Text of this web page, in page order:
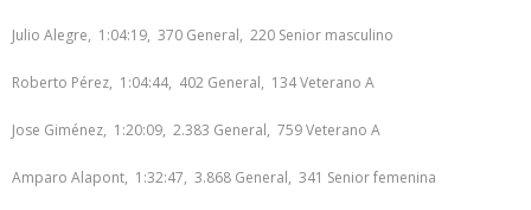
Julio Alegre, 1:04:19, 370 General, 220 Senior masculino
Roberto Pérez, 1:04:44, 402 General, 134 Veterano A
Jose Giménez, 1:20:09, 2.383 General, 759 Veterano A
Amparo Alapont, 1:32:47, 3.868 General, 341 Senior femenina